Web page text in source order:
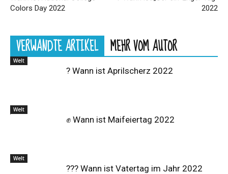
Colors Day 2022
2022
VERWANDTE ARTIKEL MEHR VOM AUTOR
Welt
? Wann ist Aprilscherz 2022
Welt
✊ Wann ist Maifeiertag 2022
Welt
?‍?‍? Wann ist Vatertag im Jahr 2022